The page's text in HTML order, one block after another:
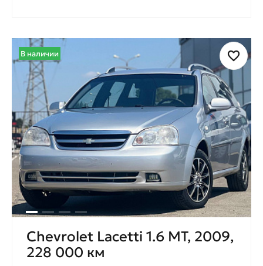
В наличии
Chevrolet Lacetti 1.6 MT, 2009,
228 000 км